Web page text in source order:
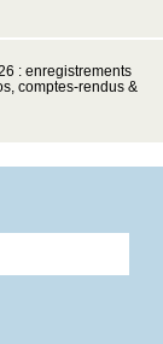
: enregistrements
comptes-rendus &